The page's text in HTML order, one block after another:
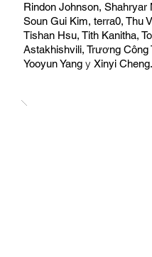
Rindon Johnson, Shahryar
Soun Gui Kim, terra0, Thu
Tishan Hsu, Tith Kanitha,
Astakhishvili, Trương Công
Yooyun Yang y Xinyi Cheng.